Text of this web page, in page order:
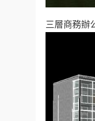
三層商務辦